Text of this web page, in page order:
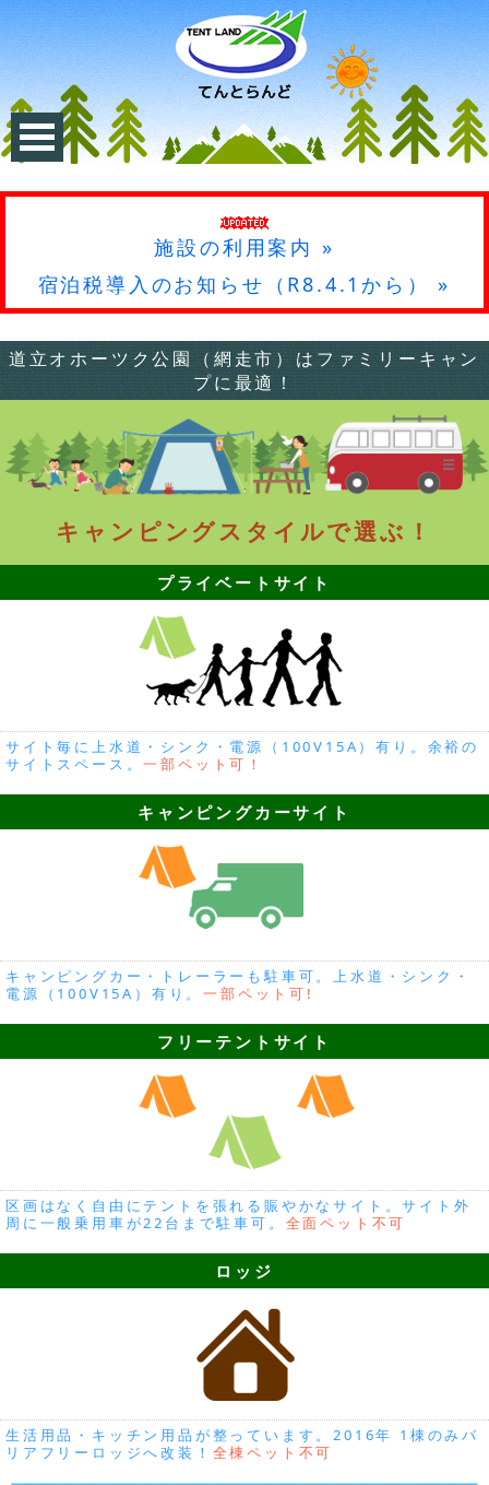
施設の利用案内 »
宿泊税導入のお知らせ（R8.4.1から） »
道立オホーツク公園（網走市）はファミリーキャン
プに最適！
キャンピングスタイルで選ぶ！
プライベートサイト
サイト毎に上水道・シンク・電源（100V15A）有り。余裕の
サイトスペース。一部ペット可！
キャンピングカーサイト
キャンピングカー・トレーラーも駐車可。上水道・シンク・
電源（100V15A）有り。一部ペット可!
フリーテントサイト
区画はなく自由にテントを張れる賑やかなサイト。サイト外
周に一般乗用車が22台まで駐車可。 全面ペット不可
ロッジ
生活用品・キッチン用品が整っています。2016年 1棟のみバ
リアフリーロッジへ改装！ 全棟ペット不可